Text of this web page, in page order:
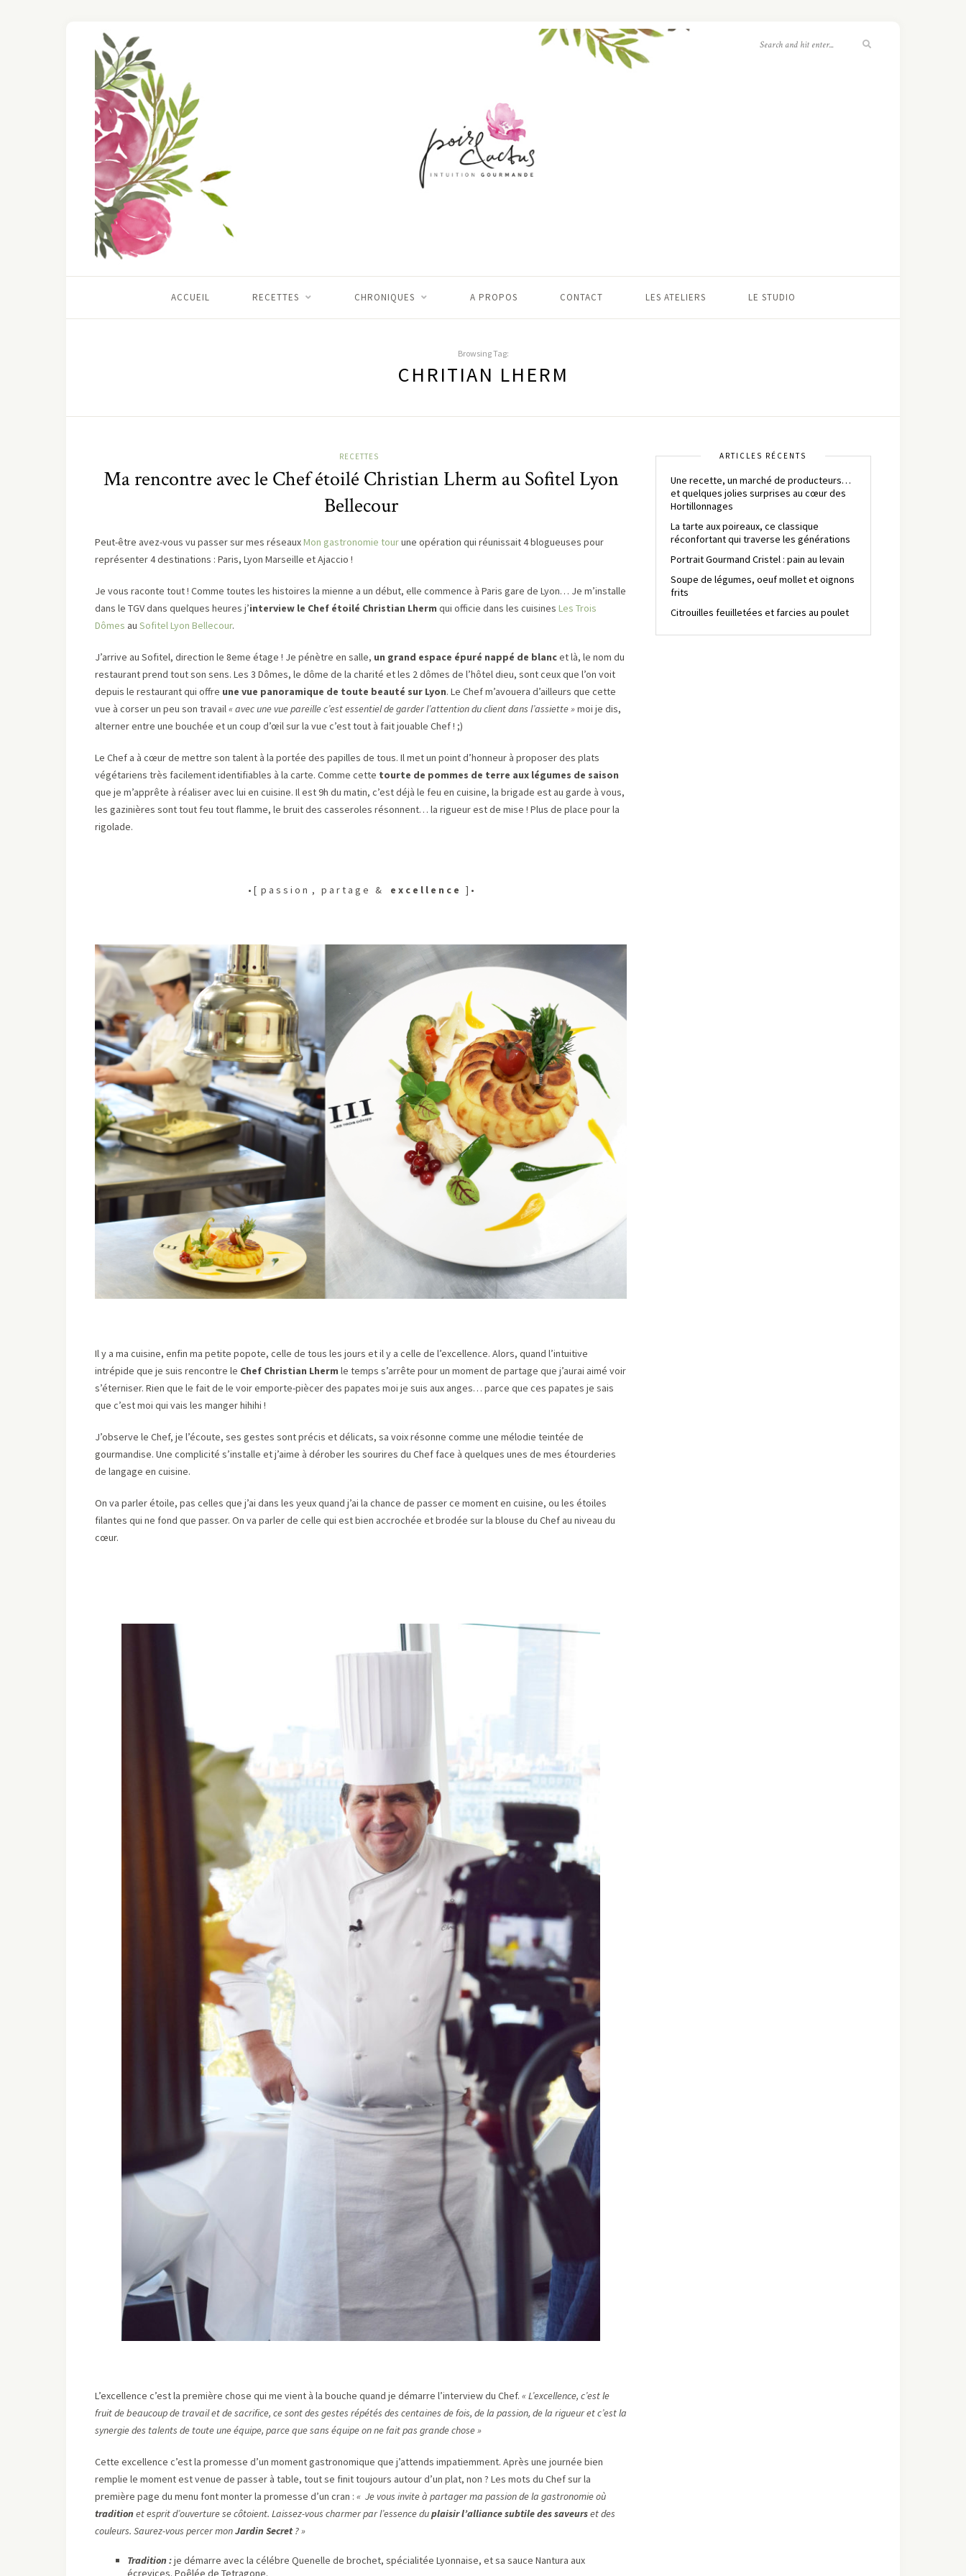
ACCUEIL RECETTES CHRONIQUES A PROPOS CONTACT LES ATELIERS LE STUDIO
Browsing Tag:
CHRITIAN LHERM
RECETTES
Ma rencontre avec le Chef étoilé Christian Lherm au Sofitel Lyon
Bellecour
Peut-être avez-vous vu passer sur mes réseauxMon gastronomie tourune opération qui réunissait 4 blogueuses pour
représenter 4 destinations : Paris, Lyon Marseille et Ajaccio !
Je vous raconte tout ! Comme toutes les histoires la mienne a un début, elle commence à Paris gare de Lyon… Je m’installe
dans le TGV dans quelques heures j’interview le Chef étoilé Christian Lherm qui officie dans les cuisines Les Trois
Dômes au Sofitel Lyon Bellecour.
J’arrive au Sofitel, direction le 8eme étage ! Je pénètre en salle, un grand espace épuré nappé de blancet là, le nom du
restaurant prend tout son sens. Les 3 Dômes, le dôme de la charité et les 2 dômes de l’hôtel dieu, sont ceux que l’on voit
depuis le restaurant qui offre une vue panoramique de toute beauté sur Lyon. Le Chef m’avouera d’ailleurs que cette
vue à corser un peu son travail « avec une vue pareille c’est essentiel de garder l’attention du client dans l’assiette »moi je dis,
alterner entre une bouchée et un coup d’œil sur la vue c’est tout à fait jouable Chef ! ;)
Le Chef a à cœur de mettre son talent à la portée des papilles de tous. Il met un point d’honneur à proposer des plats
végétariens très facilement identifiables à la carte. Comme cette tourte de pommes de terre aux légumes de saison
que je m’apprête à réaliser avec lui en cuisine. Il est 9h du matin, c’est déjà le feu en cuisine, la brigade est au garde à vous,
les gazinières sont tout feu tout flamme, le bruit des casseroles résonnent… la rigueur est de mise ! Plus de place pour la
rigolade.
• [ p a s s i o n , p a r t a g e &e x c e l l e n c e ] •
Il y a ma cuisine, enfin ma petite popote, celle de tous les jours et il y a celle de l’excellence. Alors, quand l’intuitive
intrépide que je suis rencontre le Chef Christian Lherm le temps s’arrête pour un moment de partage que j’aurai aimé voir
s’éterniser. Rien que le fait de le voir emporte-piècer des papates moi je suis aux anges… parce que ces papates je sais
que c’est moi qui vais les manger hihihi !
J’observe le Chef, je l’écoute, ses gestes sont précis et délicats, sa voix résonne comme une mélodie teintée de
gourmandise. Une complicité s’installe et j’aime à dérober les sourires du Chef face à quelques unes de mes étourderies
de langage en cuisine.
On va parler étoile, pas celles que j’ai dans les yeux quand j’ai la chance de passer ce moment en cuisine, ou les étoiles
filantes qui ne fond que passer. On va parler de celle qui est bien accrochée et brodée sur la blouse du Chef au niveau du
cœur.
L’excellence c’est la première chose qui me vient à la bouche quand je démarre l’interview du Chef. « L’excellence, c’est le
fruit de beaucoup de travail et de sacrifice, ce sont des gestes répétés des centaines de fois, de la passion, de la rigueur et c’est la
synergie des talents de toute une équipe, parce que sans équipe on ne fait pas grande chose »
Cette excellence c’est la promesse d’un moment gastronomique que j’attends impatiemment. Après une journée bien
remplie le moment est venue de passer à table, tout se finit toujours autour d’un plat, non ? Les mots du Chef sur la
première page du menu font monter la promesse d’un cran : « Je vous invite à partager ma passion de la gastronomie où
tradition et esprit d’ouverture se côtoient. Laissez-vous charmer par l’essence duplaisirl’alliance subtile des saveurset des
couleurs. Saurez-vous percer monJardin Secret? »
Tradition :je démarre avec la célébre Quenelle de brochet, spécialitée Lyonnaise, et sa sauce Nantura aux
écrevices. Poêlée de Tetragone.
ARTICLES RÉCENTS
Une recette, un marché de producteurs…
et quelques jolies surprises au cœur des
Hortillonnages
La tarte aux poireaux, ce classique
réconfortant qui traverse les générations
Portrait Gourmand Cristel : pain au levain
Soupe de légumes, oeuf mollet et oignons
frits
Citrouilles feuilletées et farcies au poulet